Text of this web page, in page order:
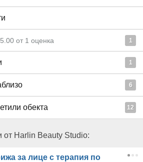
5.00 от 1 оценка 1
1
6
обекта 12
Harlin Beauty Studio:
за лице с терапия по